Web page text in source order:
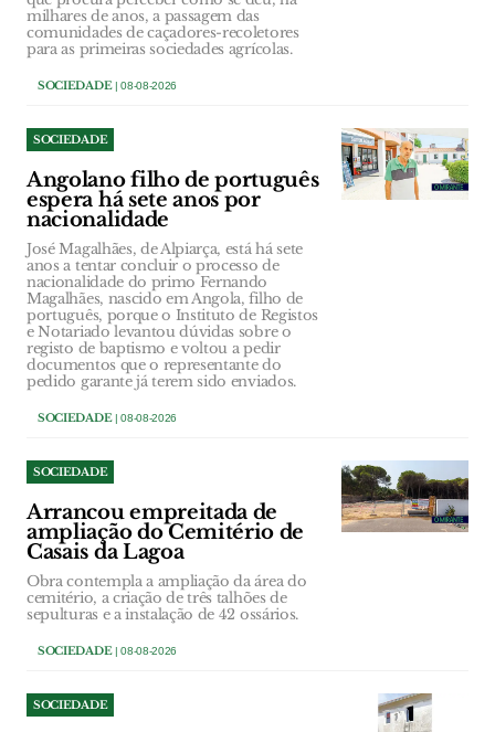
milhares de anos, a passagem das
comunidades de caçadores-recoletores
para as primeiras sociedades agrícolas.
SOCIEDADE| 08-08-2026
SOCIEDADE
Angolano filho de português
espera há sete anos por
nacionalidade
José Magalhães, de Alpiarça, está há sete
anos a tentar concluir o processo de
nacionalidade do primo Fernando
Magalhães, nascido em Angola, filho de
português, porque o Instituto de Registos
e Notariado levantou dúvidas sobre o
registo de baptismo e voltou a pedir
documentos que o representante do
pedido garante já terem sido enviados.
SOCIEDADE| 08-08-2026
SOCIEDADE
Arrancou empreitada de
ampliação do Cemitério de
Casais da Lagoa
Obra contempla a ampliação da área do
cemitério, a criação de três talhões de
sepulturas e a instalação de 42 ossários.
SOCIEDADE| 08-08-2026
SOCIEDADE